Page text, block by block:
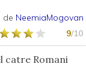
de NeemiaMogovan
9/10
catre Romani